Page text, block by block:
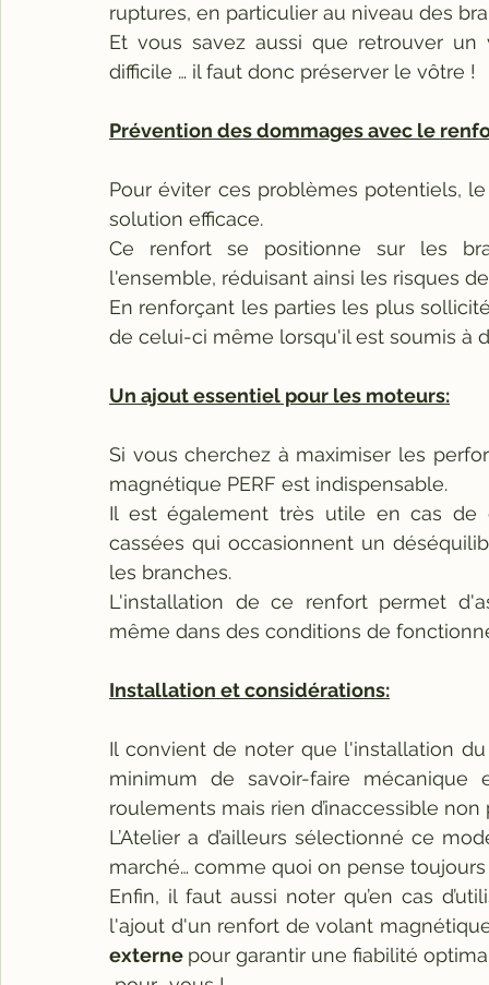
ruptures, en particulier au niveau des
Et vous savez aussi que retrouver
difficile … il faut donc préserver le vôtre !
Prévention des dommages avec le
Pour éviter ces problèmes potentiels,
solution efficace.
Ce renfort se positionne sur les
l'ensemble, réduisant ainsi les risques
En renforçant les parties les plus
de celui-ci même lorsqu'il est soumis à
Un ajout essentiel pour les moteurs:
Si vous cherchez à maximiser les
magnétique PERF est indispensable.
Il est également très utile en cas
cassées qui occasionnent un
les branches.
L'installation de ce renfort permet
même dans des conditions de
Installation et considérations:
Il convient de noter que l'installation
minimum de savoir-faire
roulements mais rien d’inaccessible non
L’Atelier a d’ailleurs sélectionné ce
marché… comme quoi on pense
Enfin, il faut aussi noter qu’en cas
l'ajout d'un renfort de volant
externe pour garantir une fiabilité